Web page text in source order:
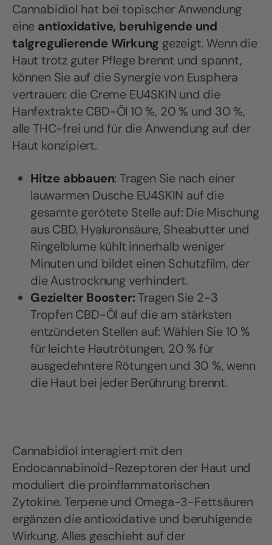
Cannabidiol hat bei topischer Anwendung
eine antioxidative, beruhigende und
talgregulierende Wirkung gezeigt. Wenn die
Haut trotz guter Pflege brennt und spannt,
können Sie auf die Synergie von Eusphera
vertrauen: die Creme EU4SKIN und die
Hanfextrakte CBD-Öl 10 %, 20 % und 30 %,
alle THC-frei und für die Anwendung auf der
Haut konzipiert.
Hitze abbauen: Tragen Sie nach einer
lauwarmen Dusche EU4SKIN auf die
gesamte gerötete Stelle auf: Die Mischung
aus CBD, Hyaluronsäure, Sheabutter und
Ringelblume kühlt innerhalb weniger
Minuten und bildet einen Schutzfilm, der
die Austrocknung verhindert.
Gezielter Booster:Tragen Sie 2-3
Tropfen CBD-Öl auf die am stärksten
entzündeten Stellen auf: Wählen Sie 10 %
für leichte Hautrötungen, 20 % für
ausgedehntere Rötungen und 30 %, wenn
die Haut bei jeder Berührung brennt.
Cannabidiol interagiert mit den
Endocannabinoid-Rezeptoren der Haut und
moduliert die proinflammatorischen
Zytokine. Terpene und Omega-3-Fettsäuren
ergänzen die antioxidative und beruhigende
Wirkung. Alles geschieht auf der